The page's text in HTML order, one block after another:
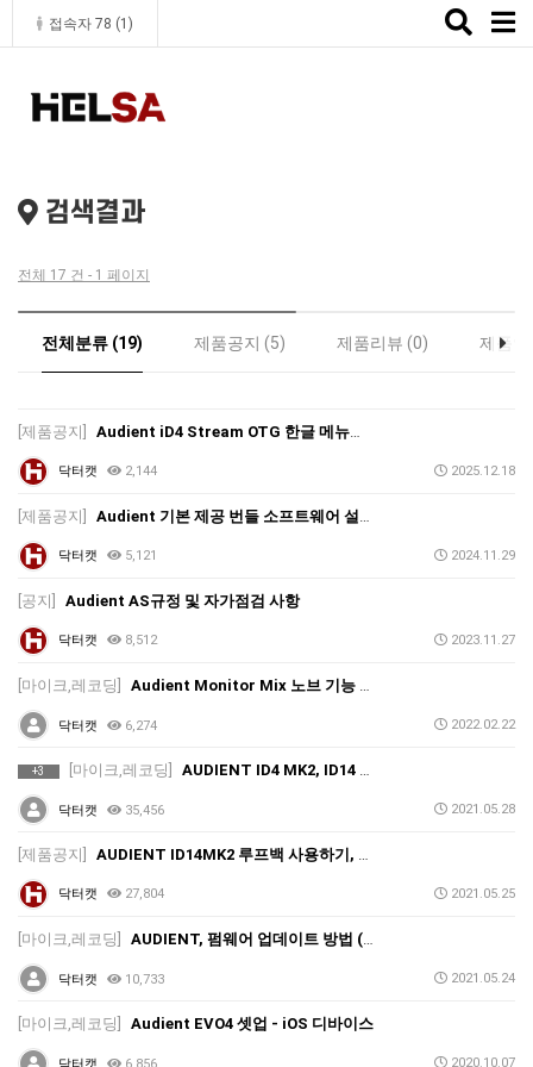
접속자 78 (1 )
Toggle
검색결과
전체 17 건 - 1 페이지
전체분류 (19) 제품공지 (5) 제품리뷰 (0) 제품
[제품공지] Audient iD4 Stream OTG 한글 메뉴얼 다운로드 및 사용 방법
닥터캣 2,144 2025.12.18
[제품공지] Audient 기본 제공 번들 소프트웨어 설치 안내 (2024.11.29)
닥터캣 5,121 2024.11.29
[공지] Audient AS규정 및 자가점검 사항
닥터캣 8,512 2023.11.27
[마이크,레코딩] Audient Monitor Mix 노브 기능 설명 (ID4mk2, Evo4 MIC신호는 들리는데 PC신호 출력이 안되는 경우)
닥터캣 6,274 2022.02.22
+3 [마이크,레코딩] AUDIENT ID4 MK2, ID14 MK2 LOOP-BACK 지원, 완벽한 수준의 루프백 지원 (오디언트 스테레오 믹스)
닥터캣 35,456 2021.05.28
[제품공지] AUDIENT ID14MK2 루프백 사용하기, 광입력을 받아서 루프백을 해보자 (오디언트 ID14 MK-II, 스테레오믹스)
닥터캣 27,804 2021.05.25
[마이크,레코딩] AUDIENT, 펌웨어 업데이트 방법 (펌웨어 업데이트가 안될 때 해결책, ID4, ID14, ID44)
닥터캣 10,733 2021.05.24
[마이크,레코딩] Audient EVO4 셋업 - iOS 디바이스
2020.10.07